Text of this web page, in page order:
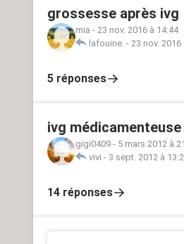
grossesse après ivg
mia - 23 nov. 2016 à 14:44
lafouine. - 23 nov. 2016
5 réponses
ivg
gigi0409 - 5 mars 2012 à
vivi - 3 sept. 2012 à
14 réponses